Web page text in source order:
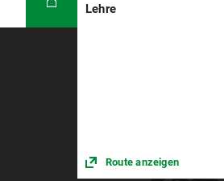
Lehre
Route anzeigen